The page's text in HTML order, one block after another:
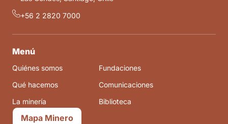
+56 2 2820 7000
Menú
Quiénes somos
Qué hacemos
La minería
Fundaciones
Comunicaciones
Biblioteca
Mapa Minero